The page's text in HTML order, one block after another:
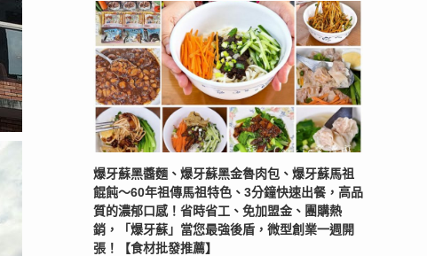
爆牙蘇黑醬麵、爆牙蘇黑金魯肉包、爆牙蘇馬祖
餛飩～60年祖傳馬祖特色、3分鐘快速出餐，高品
質的濃郁口感！省時省工、免加盟金、團購熱
銷，「爆牙蘇」當您最強後盾，微型創業一週開
張！【食材批發推薦】